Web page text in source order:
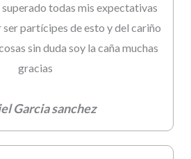
todas mis expectativas
partícipes de esto y del cariño
sin duda soy la caña muchas
gracias
Garcia sanchez